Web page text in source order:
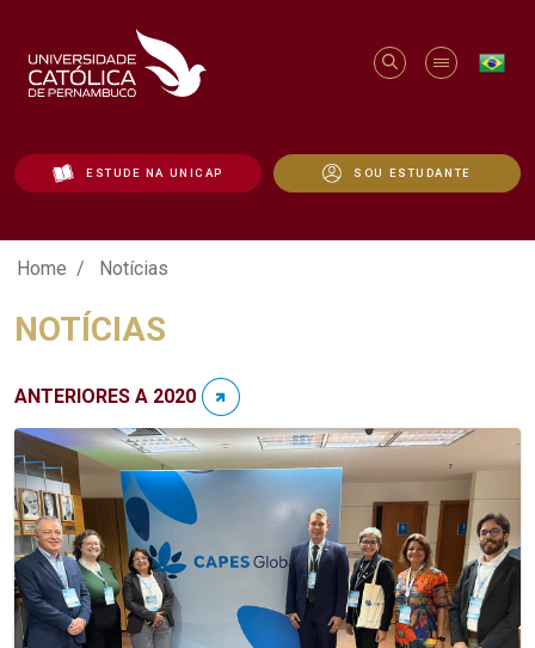
ESTUDE NA UNICAP SOU ESTUDANTE
Notícias - Unicap
Home Notícias
NOTÍCIAS
ANTERIORES A 2020